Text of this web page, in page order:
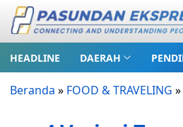
HEADLINE DAERAH
Beranda » FOOD & TRAVELING »